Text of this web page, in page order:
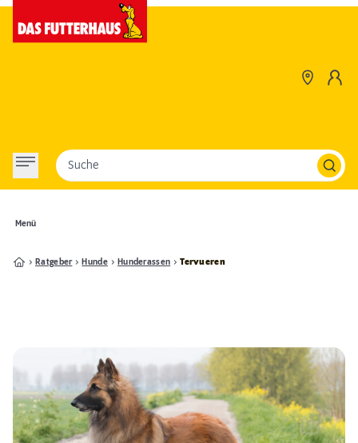
Menü
Suche
Ratgeber Hunde Hunderassen Tervueren